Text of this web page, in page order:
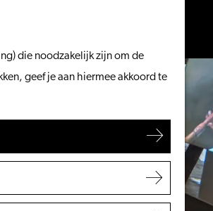
die noodzakelijk zijn om de
geef je aan hiermee akkoord te